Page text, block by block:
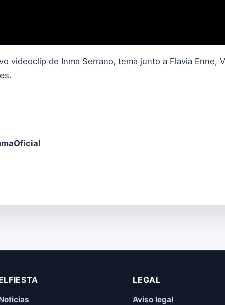
videoclip de Inma Serrano, tema junto a Flavia Enne,
.
LEGAL
Aviso legal